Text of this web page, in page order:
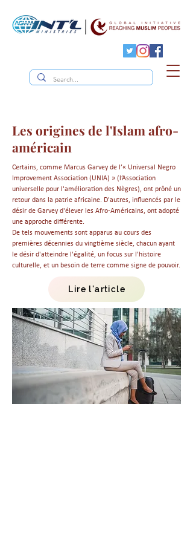
Les origines de l'Islam afro-
américain
Certains, comme Marcus Garvey de l’« Universal Negro
Improvement Association (UNIA) » (l’Association
universelle pour l'amélioration des Nègres), ont prôné un
retour dans la patrie africaine. D'autres, influencés par le
désir de Garvey d'élever les Afro-Américains, ont adopté
une approche différente.
De tels mouvements sont apparus au cours des
premières décennies du vingtième siècle, chacun ayant
le désir d'atteindre l'égalité, un focus sur l'histoire
culturelle, et un besoin de terre comme signe de pouvoir.
Lire l'article